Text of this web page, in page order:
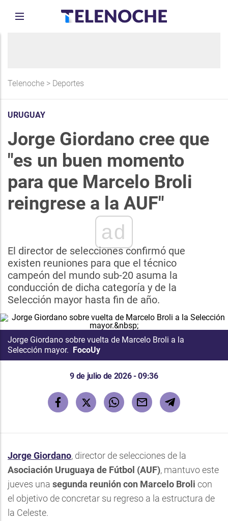
Telenoche > Deportes
URUGUAY
Jorge Giordano cree que
"es un buen momento
para que Marcelo Broli
reingrese a la AUF"
ad
El director de selecciones confirmó que
existen reuniones para que el técnico
campeón del mundo sub-20 asuma la
conducción de dicha categoría y de la
Selección mayor hasta fin de año.
Jorge Giordano sobre vuelta de Marcelo Broli a la
Selección mayor. FocoUy
9 de julio de 2026 - 09:36
Jorge Giordano, director de selecciones de la
Asociación Uruguaya de Fútbol (AUF), mantuvo este
jueves una segunda reunión con Marcelo Broli con
el objetivo de concretar su regreso a la estructura de
la Celeste.